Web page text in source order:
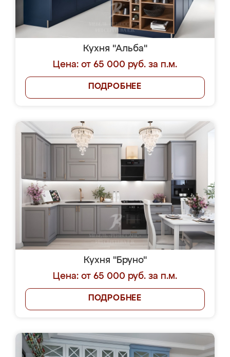
Кухня "Альба"
Цена: от 65 000 руб. за п.м.
ПОДРОБНЕЕ
Кухня "Бруно"
Цена: от 65 000 руб. за п.м.
ПОДРОБНЕЕ